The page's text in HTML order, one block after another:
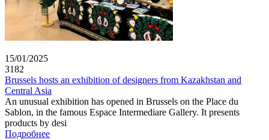
15/01/2025
3182
Brussels hosts an exhibition of designers from Kazakhstan and
Central Asia
An unusual exhibition has opened in Brussels on the Place du
Sablon, in the famous Espace Intermediare Gallery. It presents
products by desi
Подробнее